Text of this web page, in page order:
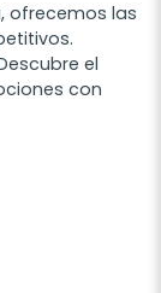
, ofrecemos las
el
con